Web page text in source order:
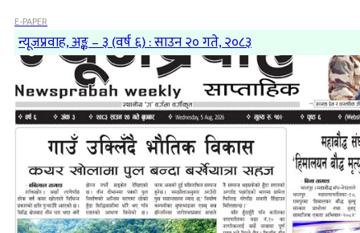
E-PAPER
न्यूजप्रवाह, अङ्क – ३ (वर्ष ६) : साउन २० गते, २०८३